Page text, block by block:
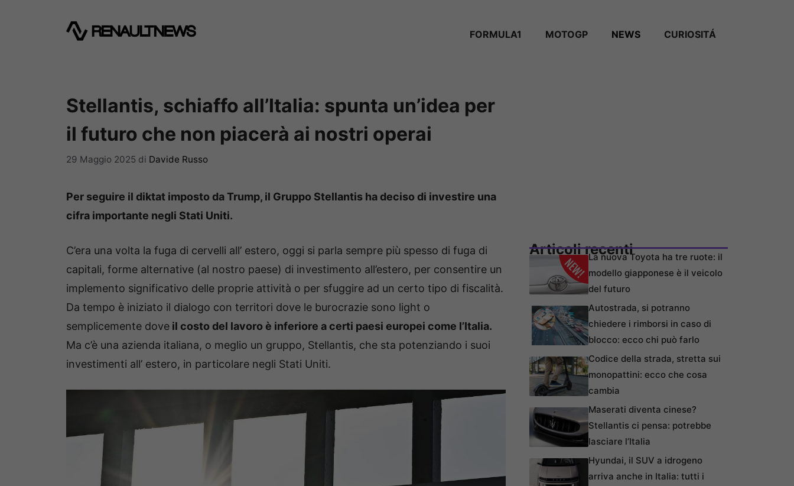
FORMULA1 MOTOGP NEWS CURIOSITÁ
Stellantis, schiaffo all’Italia: spunta un’idea per
il futuro che non piacerà ai nostri operai
29 Maggio 2025 di Davide Russo
Per seguire il diktat imposto da Trump, il Gruppo Stellantis ha deciso di investire una
cifra importante negli Stati Uniti.
C’era una volta la fuga di cervelli all’ estero, oggi si parla sempre più spesso di fuga di
capitali, forme alternative (al nostro paese) di investimento all’estero, per consentire un
implemento significativo delle proprie attività o per sfuggire ad un certo tipo di fiscalità.
Da tempo è iniziato il dialogo con territori dove le burocrazie sono light o
semplicemente dove il costo del lavoro è inferiore a certi paesi europei come l’Italia.
Ma c’è una azienda italiana, o meglio un gruppo, Stellantis, che sta potenziando i suoi
investimenti all’ estero, in particolare negli Stati Uniti.
Articoli recentiLa nuova Toyota ha tre ruote: il
modello giapponese è il veicolo
del futuro
Autostrada, si potranno
chiedere i rimborsi in caso di
blocco: ecco chi può farlo
Codice della strada, stretta sui
monopattini: ecco che cosa
cambia
Maserati diventa cinese?
Stellantis ci pensa: potrebbe
lasciare l’Italia
Hyundai, il SUV a idrogeno
arriva anche in Italia: tutti i